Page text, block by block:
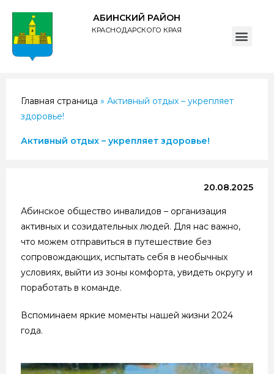
АБИНСКИЙ РАЙОН
КРАСНОДАРСКОГО КРАЯ
Главная страница » Активный отдых – укрепляет
здоровье!
Активный отдых – укрепляет здоровье!
20.08.2025
Абинское общество инвалидов – организация
активных и созидательных людей. Для нас важно,
что можем отправиться в путешествие без
сопровождающих, испытать себя в необычных
условиях, выйти из зоны комфорта, увидеть округу и
поработать в команде.
Вспоминаем яркие моменты нашей жизни 2024
года.